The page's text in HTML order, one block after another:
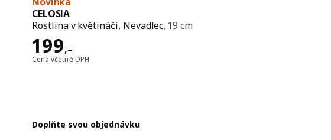
CELOSIA
Rostlina v květináči, Nevadlec, 19 cm
199,–
Cena 199,–
Cena včetně DPH
Doplňte svou objednávku